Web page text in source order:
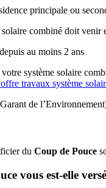
principale ou
combiné doit
au moins 2 ans
système solaire
travaux système
de
du Coup de Pouce
vous est-elle